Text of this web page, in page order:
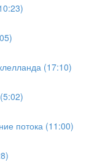
(17:10)
потока (11:00)